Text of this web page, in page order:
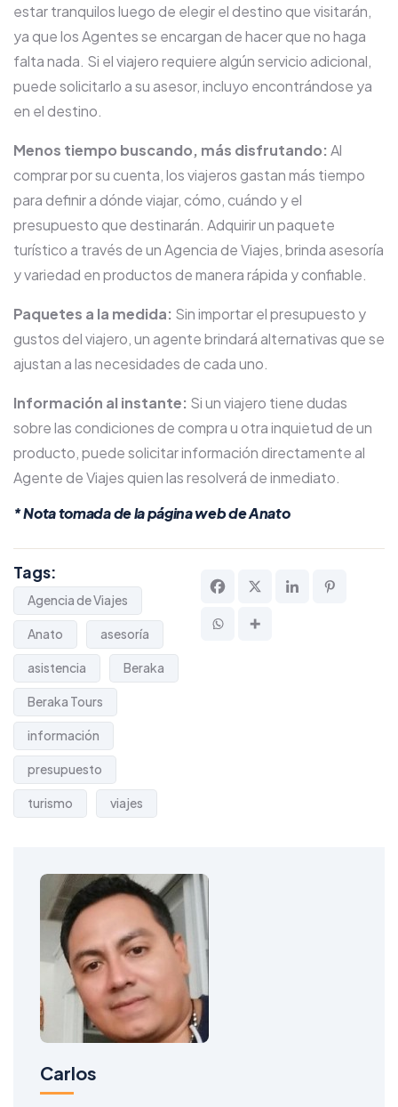
estar tranquilos luego de elegir el destino que visitarán,
ya que los Agentes se encargan de hacer que no haga
falta nada. Si el viajero requiere algún servicio adicional,
puede solicitarlo a su asesor, incluyo encontrándose ya
en el destino.
Menos tiempo buscando, más disfrutando: Al
comprar por su cuenta, los viajeros gastan más tiempo
para definir a dónde viajar, cómo, cuándo y el
presupuesto que destinarán. Adquirir un paquete
turístico a través de un Agencia de Viajes, brinda asesoría
y variedad en productos de manera rápida y confiable.
Paquetes a la medida: Sin importar el presupuesto y
gustos del viajero, un agente brindará alternativas que se
ajustan a las necesidades de cada uno.
Información al instante: Si un viajero tiene dudas
sobre las condiciones de compra u otra inquietud de un
producto, puede solicitar información directamente al
Agente de Viajes quien las resolverá de inmediato.
* Nota tomada de la página web deAnato
Tags:
Agencia de Viajes
Anato asesoría
asistencia Beraka
Beraka Tours
información
presupuesto
turismo viajes
Carlos